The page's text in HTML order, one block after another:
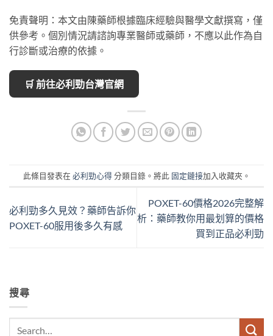
免責聲明：本文由陳藥師根據臨床經驗與醫學文獻撰寫，僅
供參考。個別情況請諮詢專業醫師或藥師，不應以此作為自
行診斷或治療的依據。
🛒 前往必利勁台灣官網
此條目發表在 必利勁心得分類目錄。將此 固定鏈接加入收藏夾。
必利勁多久見效？藥師告訴你
POXET-60服用後多久有感
POXET-60價格2026完整解
析：藥師教你用最划算的價格
買到正品必利勁
搜尋